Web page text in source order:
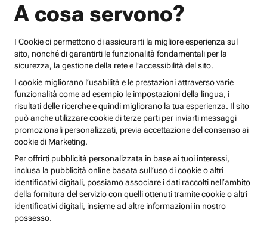
A cosa servono?
I Cookie ci permettono di assicurarti la migliore esperienza sul
sito, nonché di garantirti le funzionalità fondamentali per la
sicurezza, la gestione della rete e l’accessibilità del sito.
I cookie migliorano l’usabilità e le prestazioni attraverso varie
funzionalità come ad esempio le impostazioni della lingua, i
risultati delle ricerche e quindi migliorano la tua esperienza. Il sito
può anche utilizzare cookie di terze parti per inviarti messaggi
promozionali personalizzati, previa accettazione del consenso ai
cookie di Marketing.
Per offrirti pubblicità personalizzata in base ai tuoi interessi,
inclusa la pubblicità online basata sull’uso di cookie o altri
identificativi digitali, possiamo associare i dati raccolti nell’ambito
della fornitura del servizio con quelli ottenuti tramite cookie o altri
identificativi digitali, insieme ad altre informazioni in nostro
possesso.